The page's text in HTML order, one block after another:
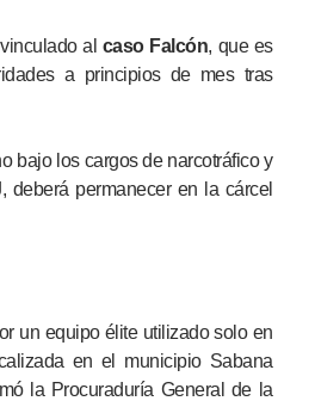
al caso Falcón, que es
a principios de mes tras
bajo los cargos de narcotráfico y
permanecer en la cárcel
un equipo élite utilizado solo en
en el municipio Sabana
la Procuraduría General de la